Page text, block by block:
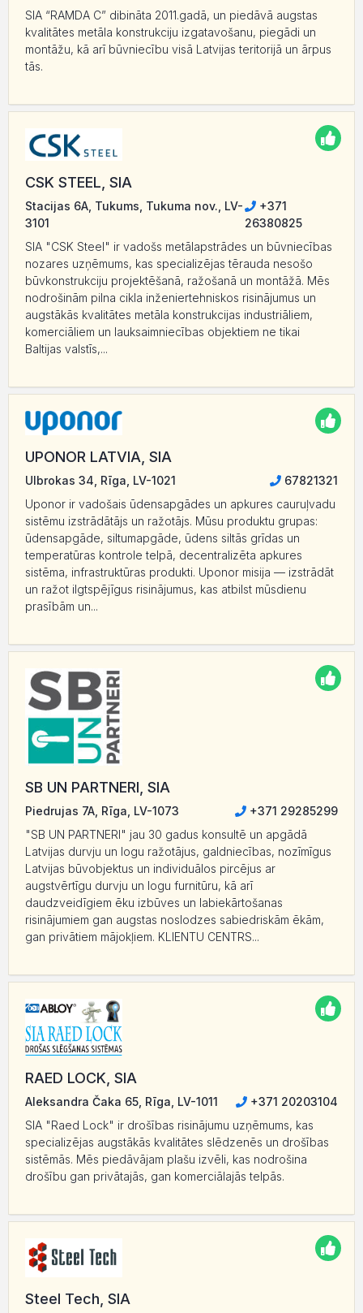
SIA “RAMDA C” dibināta 2011.gadā, un piedāvā augstas
kvalitātes metāla konstrukciju izgatavošanu, piegādi un
montāžu, kā arī būvniecību visā Latvijas teritorijā un ārpus
tās.
CSK STEEL, SIA
Stacijas 6A, Tukums, Tukuma nov., LV-
3101
+371
26380825
SIA "CSK Steel" ir vadošs metālapstrādes un būvniecības
nozares uzņēmums, kas specializējas tērauda nesošo
būvkonstrukciju projektēšanā, ražošanā un montāžā. Mēs
nodrošinām pilna cikla inženiertehniskos risinājumus un
augstākās kvalitātes metāla konstrukcijas industriāliem,
komerciāliem un lauksaimniecības objektiem ne tikai
Baltijas valstīs,...
UPONOR LATVIA, SIA
Ulbrokas 34, Rīga, LV-1021
67821321
Uponor ir vadošais ūdensapgādes un apkures cauruļvadu
sistēmu izstrādātājs un ražotājs. Mūsu produktu grupas:
ūdensapgāde, siltumapgāde, ūdens siltās grīdas un
temperatūras kontrole telpā, decentralizēta apkures
sistēma, infrastruktūras produkti. Uponor misija — izstrādāt
un ražot ilgtspējīgus risinājumus, kas atbilst mūsdienu
prasībām un...
SB UN PARTNERI, SIA
Piedrujas 7A, Rīga, LV-1073
+371 29285299
"SB UN PARTNERI" jau 30 gadus konsultē un apgādā
Latvijas durvju un logu ražotājus, galdniecības, nozīmīgus
Latvijas būvobjektus un individuālos pircējus ar
augstvērtīgu durvju un logu furnitūru, kā arī
daudzveidīgiem ēku izbūves un labiekārtošanas
risinājumiem gan augstas noslodzes sabiedriskām ēkām,
gan privātiem mājokļiem. KLIENTU CENTRS...
RAED LOCK, SIA
Aleksandra Čaka 65, Rīga, LV-1011
+371 20203104
SIA "Raed Lock" ir drošības risinājumu uzņēmums, kas
specializējas augstākās kvalitātes slēdzenēs un drošības
sistēmās. Mēs piedāvājam plašu izvēli, kas nodrošina
drošību gan privātajās, gan komerciālajās telpās.
Steel Tech, SIA